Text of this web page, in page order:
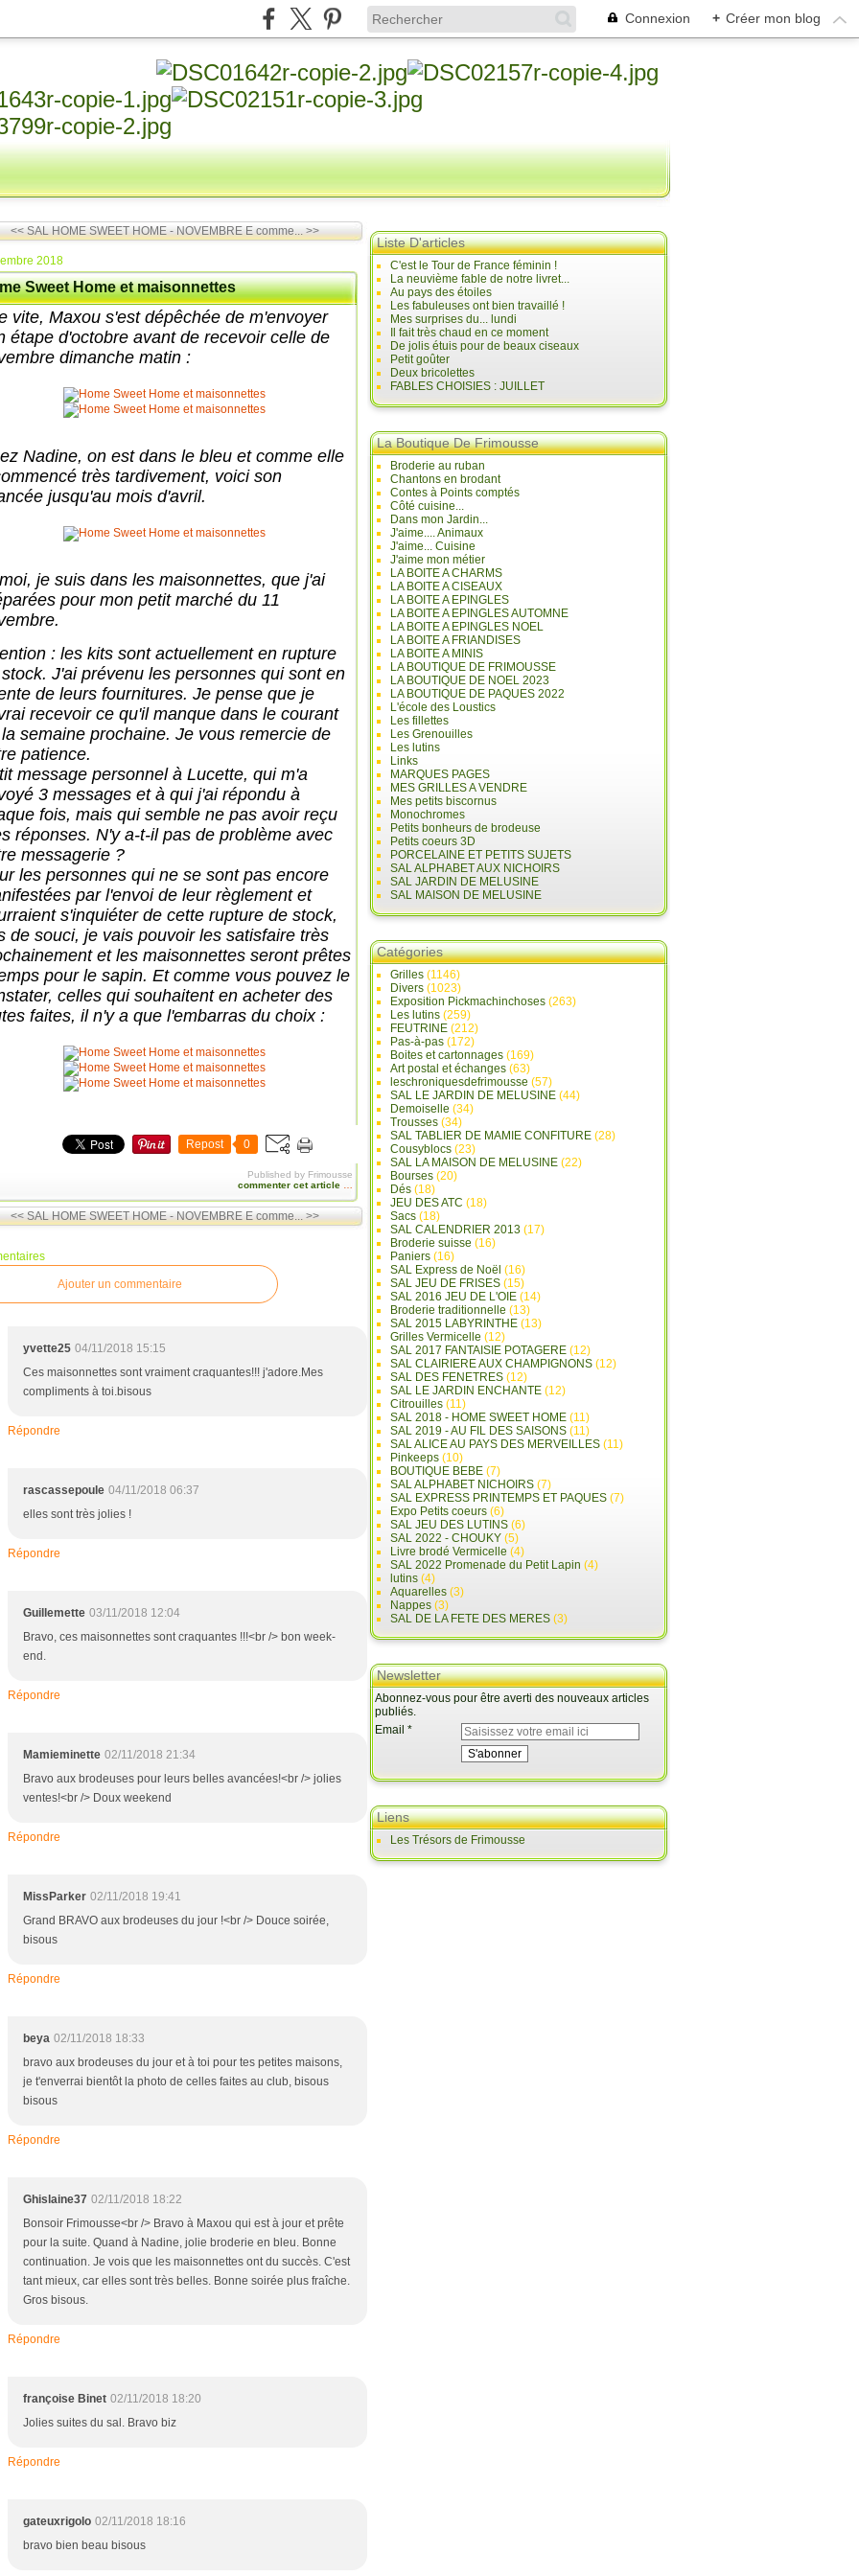
Connexion + Créer mon blog
<< SAL HOME SWEET HOME - NOVEMBRE E comme... >>
2018
Sweet Home et maisonnettes
vite, Maxou s'est dépêchée de m'envoyer
étape d'octobre avant de recevoir celle de
dimanche matin :
Nadine, on est dans le bleu et comme elle
très tardivement, voici son
jusqu'au mois d'avril.
je suis dans les maisonnettes, que j'ai
pour mon petit marché du 11
: les kits sont actuellement en rupture
J'ai prévenu les personnes qui sont en
de leurs fournitures. Je pense que je
recevoir ce qu'il manque dans le courant
semaine prochaine. Je vous remercie de
patience.
message personnel à Lucette, qui m'a
3 messages et à qui j'ai répondu à
fois, mais qui semble ne pas avoir reçu
réponses. N'y a-t-il pas de problème avec
messagerie ?
les personnes qui ne se sont pas encore
par l'envoi de leur règlement et
s'inquiéter de cette rupture de stock,
de souci, je vais pouvoir les satisfaire très
et les maisonnettes seront prêtes
pour le sapin. Et comme vous pouvez le
celles qui souhaitent en acheter des
faites, il n'y a que l'embarras du choix :
Repost 0
Published by Frimousse
commenter cet article
<< SAL HOME SWEET HOME - NOVEMBRE E comme... >>
Ajouter un commentaire
yvette25 04/11/2018 15:15
Ces maisonnettes sont vraiment craquantes!!! j'adore.Mes
compliments à toi.bisous
Répondre
rascassepoule 04/11/2018 06:37
elles sont très jolies !
Répondre
Guillemette 03/11/2018 12:04
Bravo, ces maisonnettes sont craquantes !!!<br /> bon week-
end.
Répondre
Mamieminette 02/11/2018 21:34
Bravo aux brodeuses pour leurs belles avancées!<br /> jolies
ventes!<br /> Doux weekend
Répondre
MissParker 02/11/2018 19:41
Grand BRAVO aux brodeuses du jour !<br /> Douce soirée,
bisous
Répondre
beya 02/11/2018 18:33
bravo aux brodeuses du jour et à toi pour tes petites maisons,
je t'enverrai bientôt la photo de celles faites au club, bisous
bisous
Répondre
Ghislaine37 02/11/2018 18:22
Bonsoir Frimousse<br /> Bravo à Maxou qui est à jour et prête
pour la suite. Quand à Nadine, jolie broderie en bleu. Bonne
continuation. Je vois que les maisonnettes ont du succès. C'est
tant mieux, car elles sont très belles. Bonne soirée plus fraîche.
Gros bisous.
Répondre
françoise Binet 02/11/2018 18:20
Jolies suites du sal. Bravo biz
Répondre
gateuxrigolo 02/11/2018 18:16
bravo bien beau bisous
Liste D'articles
C'est le Tour de France féminin !
La neuvième fable de notre livret...
Au pays des étoiles
Les fabuleuses ont bien travaillé !
Mes surprises du... lundi
Il fait très chaud en ce moment
De jolis étuis pour de beaux ciseaux
Petit goûter
Deux bricolettes
FABLES CHOISIES : JUILLET
La Boutique De Frimousse
Broderie au ruban
Chantons en brodant
Contes à Points comptés
Côté cuisine...
Dans mon Jardin...
J'aime.... Animaux
J'aime... Cuisine
J'aime mon métier
LA BOITE A CHARMS
LA BOITE A CISEAUX
LA BOITE A EPINGLES
LA BOITE A EPINGLES AUTOMNE
LA BOITE A EPINGLES NOEL
LA BOITE A FRIANDISES
LA BOITE A MINIS
LA BOUTIQUE DE FRIMOUSSE
LA BOUTIQUE DE NOEL 2023
LA BOUTIQUE DE PAQUES 2022
L'école des Loustics
Les fillettes
Les Grenouilles
Les lutins
Links
MARQUES PAGES
MES GRILLES A VENDRE
Mes petits biscornus
Monochromes
Petits bonheurs de brodeuse
Petits coeurs 3D
PORCELAINE ET PETITS SUJETS
SAL ALPHABET AUX NICHOIRS
SAL JARDIN DE MELUSINE
SAL MAISON DE MELUSINE
Catégories
Grilles (1146)
Divers (1023)
Exposition Pickmachinchoses (263)
Les lutins (259)
FEUTRINE (212)
Pas-à-pas (172)
Boites et cartonnages (169)
Art postal et échanges (63)
leschroniquesdefrimousse (57)
SAL LE JARDIN DE MELUSINE (44)
Demoiselle (34)
Trousses (34)
SAL TABLIER DE MAMIE CONFITURE (28)
Cousyblocs (23)
SAL LA MAISON DE MELUSINE (22)
Bourses (20)
Dés (18)
JEU DES ATC (18)
Sacs (18)
SAL CALENDRIER 2013 (17)
Broderie suisse (16)
Paniers (16)
SAL Express de Noël (16)
SAL JEU DE FRISES (15)
SAL 2016 JEU DE L'OIE (14)
Broderie traditionnelle (13)
SAL 2015 LABYRINTHE (13)
Grilles Vermicelle (12)
SAL 2017 FANTAISIE POTAGERE (12)
SAL CLAIRIERE AUX CHAMPIGNONS (12)
SAL DES FENETRES (12)
SAL LE JARDIN ENCHANTE (12)
Citrouilles (11)
SAL 2018 - HOME SWEET HOME (11)
SAL 2019 - AU FIL DES SAISONS (11)
SAL ALICE AU PAYS DES MERVEILLES (11)
Pinkeeps (10)
BOUTIQUE BEBE (7)
SAL ALPHABET NICHOIRS (7)
SAL EXPRESS PRINTEMPS ET PAQUES (7)
Expo Petits coeurs (6)
SAL JEU DES LUTINS (6)
SAL 2022 - CHOUKY (5)
Livre brodé Vermicelle (4)
SAL 2022 Promenade du Petit Lapin (4)
lutins (4)
Aquarelles (3)
Nappes (3)
SAL DE LA FETE DES MERES (3)
Newsletter
Abonnez-vous pour être averti des nouveaux articles
publiés.
Email
Liens
Les Trésors de Frimousse